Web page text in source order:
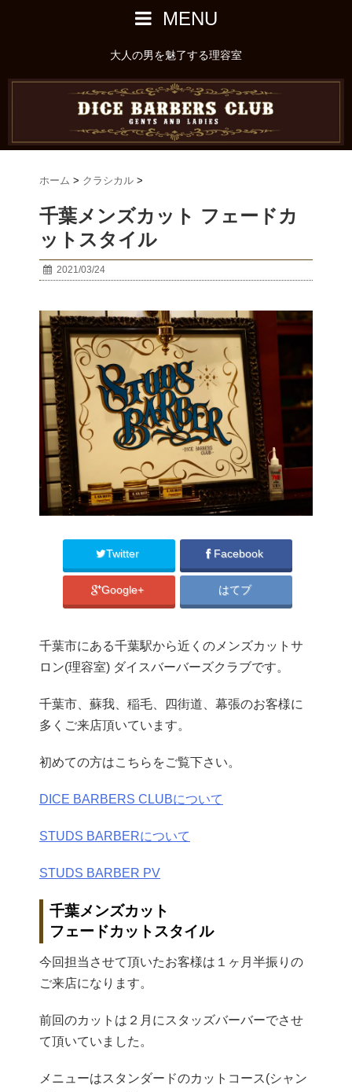
MENU
大人の男を魅了する理容室
ホーム > クラシカル >
千葉メンズカット フェードカ
ットスタイル
2021/03/24
Twitter Facebook
Google+ はてブ
千葉市にある千葉駅から近くのメンズカットサ
ロン(理容室) ダイスバーバーズクラブです。
千葉市、蘇我、稲毛、四街道、幕張のお客様に
多くご来店頂いています。
初めての方はこちらをご覧下さい。
DICE BARBERS CLUBについて
STUDS BARBERについて
STUDS BARBER PV
千葉メンズカット
フェードカットスタイル
今回担当させて頂いたお客様は１ヶ月半振りの
ご来店になります。
前回のカットは２月にスタッズバーバーでさせ
て頂いていました。
メニューはスタンダードのカットコース(シャン